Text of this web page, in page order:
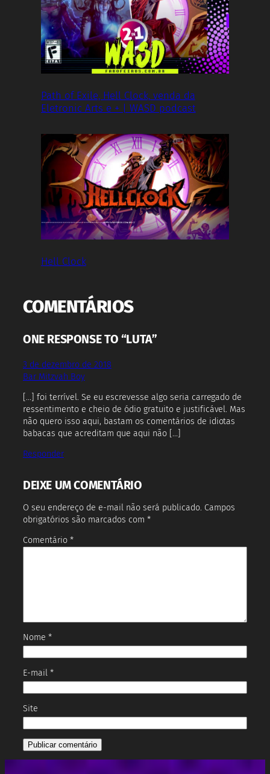
Path of Exile, Hell Clock, venda da
Eletronic Arts e + | WASD podcast
Hell Clock
COMENTÁRIOS
ONE RESPONSE TO “LUTA”
3 de dezembro de 2018
Bar Mitzvah Boy
[…] foi terrível. Se eu escrevesse algo seria carregado de
ressentimento e cheio de ódio gratuito e justificável. Mas
não quero isso aqui, bastam os comentários de idiotas
babacas que acreditam que aqui não […]
Responder
DEIXE UM COMENTÁRIO
O seu endereço de e-mail não será publicado. Campos
obrigatórios são marcados com *
Comentário *
Nome *
E-mail *
Site